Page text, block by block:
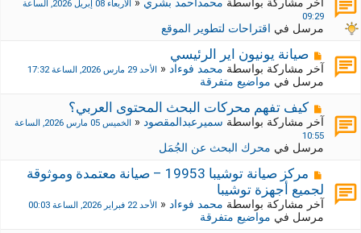
ة
ج
د
ي
ة
ا
ك
ة
ج
د
ي
ة
الأربعاء 08 إبريل 2026, الساعة
09:29
مرسل في اقتراحات لتطوير الموقع
م
ش
ر
ك
ة
ج
د
ي
ة
صيانة يونيون اير الرئيسي
آخر مشاركة بواسطة محمد فوءاد« الأحد 29 مارس 2026, الساعة 17:32
مرسل في مواضيع متفرقة
م
ش
ا
ك
ة
ج
د
ي
د
كيف تفهم محركات البحث المحتوى العربي؟
آخر مشاركة بواسطة سميرعبدالمقصود«
الخميس 05 مارس 2026, الساعة
10:55
مرسل في محرك البحث عن الجُمَل
م
ش
ا
ر
ك
مركز صيانة توشيبا 19953 – صيانة معتمدة وموثوقة
لجميع أجهزة توشيبا
آخر مشاركة بواسطة محمد فوءاد« الأحد 22 فبراير 2026, الساعة 00:03
مرسل في مواضيع متفرقة